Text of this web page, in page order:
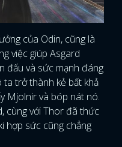
của Odin, cũng là
việc giúp Asgard
đấu và sức mạnh đáng
ta trở thành kẻ bất khả
Mjolnir và bóp nát nó.
cùng với Thor đã thức
hợp sức cũng chẳng